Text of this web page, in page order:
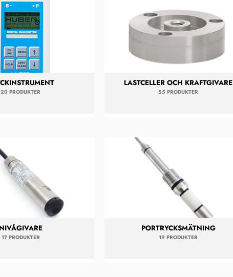
20 PRODUKTER
LASTCELLER OCH KRAFTGIVARE
55 PRODUKTER
NIVÅGIVARE
17 PRODUKTER
PORTRYCKSMÄTNING
19 PRODUKTER